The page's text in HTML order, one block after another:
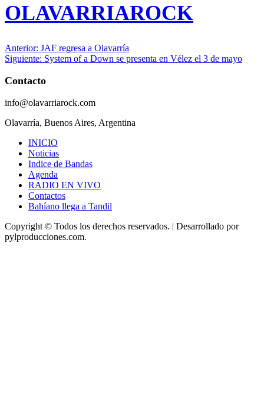
OLAVARRIAROCK
Navegación
de
entradas
Anterior: JAF regresa a Olavarría
Siguiente: System of a Down se presenta en Vélez el 3 de mayo
Contacto
info@olavarriarock.com
Olavarría, Buenos Aires, Argentina
INICIO
Noticias
Indice de Bandas
Agenda
RADIO EN VIVO
Contactos
Bahíano llega a Tandil
Copyright © Todos los derechos reservados. | Desarrollado por
pylproducciones.com.